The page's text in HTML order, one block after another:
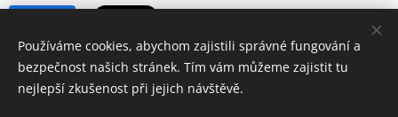
Používáme cookies, abychom zajistili správné fungování a
bezpečnost našich stránek. Tím vám můžeme zajistit tu
nejlepší zkušenost při jejich návštěvě.